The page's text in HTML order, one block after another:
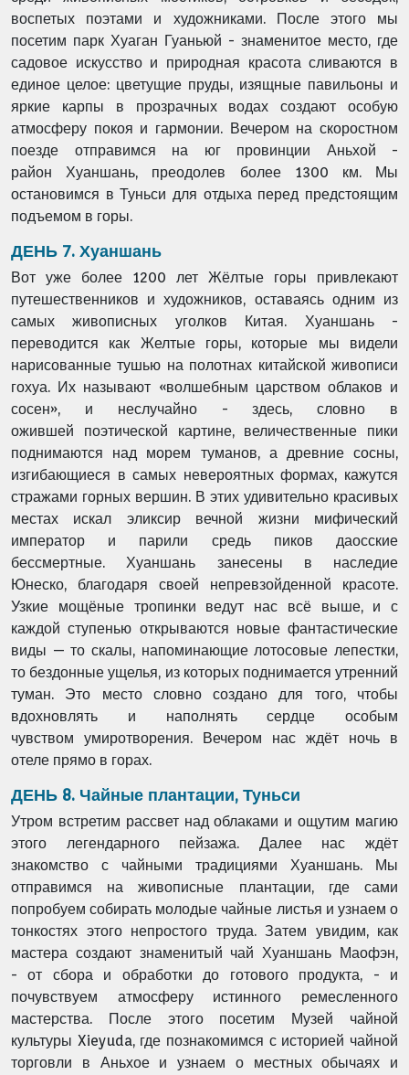
воспетых поэтами и художниками. После этого мы
посетим парк Хуаган Гуаньюй - знаменитое место, где
садовое искусство и природная красота сливаются в
единое целое: цветущие пруды, изящные павильоны и
яркие карпы в прозрачных водах создают особую
атмосферу покоя и гармонии. Вечером на скоростном
поезде отправимся на юг провинции Аньхой -
районХуаншань, преодолев более 1300 км. Мы
остановимся в Туньси для отдыха перед предстоящим
подъемом в горы.
ДЕНЬ 7. Хуаншань
Вот уже более 1200 лет Жёлтые горы привлекают
путешественников и художников, оставаясь одним из
самых живописных уголков Китая. Хуаншань -
переводится как Желтые горы, которые мы видели
нарисованные тушью на полотнах китайской живописи
гохуа. Их называют «волшебным царством облаков и
сосен», и неслучайно - здесь, словно в
ожившей поэтической картине, величественные пики
поднимаются над морем туманов, а древние сосны,
изгибающиеся в самых невероятных формах, кажутся
стражами горных вершин. В этих удивительно красивых
местах искал эликсир вечной жизни мифический
император и парили средь пиков даосские
бессмертные. Хуаншань занесены в наследие
Юнеско, благодаря своей непревзойденной красоте.
Узкие мощёные тропинки ведут нас всё выше, и с
каждой ступенью открываются новые фантастические
виды — то скалы, напоминающиелотосовые лепестки,
то бездонные ущелья, из которых поднимается утренний
туман. Это место словно создано для того, чтобы
вдохновлять и наполнять сердце особым
чувством умиротворения. Вечером нас ждёт ночь в
отеле прямо в горах.
ДЕНЬ 8. Чайные плантации, Туньси
Утром встретим рассвет над облаками и ощутим магию
этого легендарного пейзажа. Далее нас ждёт
знакомство с чайными традициями Хуаншань. Мы
отправимся на живописные плантации, где сами
попробуем собирать молодые чайные листья и узнаем о
тонкостях этого непростого труда. Затем увидим, как
мастера создают знаменитый чай Хуаншань Маофэн,
-от сбора и обработки до готового продукта, - и
почувствуем атмосферу истинного ремесленного
мастерства. После этого посетим Музей чайной
культуры Xieyuda, где познакомимся с историей чайной
торговли в Аньхое и узнаем о местных обычаях и